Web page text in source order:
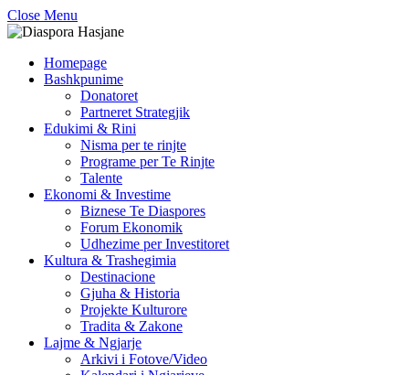
Close Menu
Homepage
Bashkpunime
Donatoret
Partneret Strategjik
Edukimi & Rini
Nisma per te rinjte
Programe per Te Rinjte
Talente
Ekonomi & Investime
Biznese Te Diaspores
Forum Ekonomik
Udhezime per Investitoret
Kultura & Trashegimia
Destinacione
Gjuha & Historia
Projekte Kulturore
Tradita & Zakone
Lajme & Ngjarje
Arkivi i Fotove/Video